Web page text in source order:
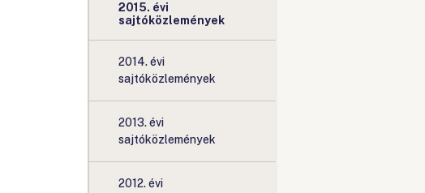
2015. évi
sajtóközlemények
2014. évi
sajtóközlemények
2013. évi
sajtóközlemények
2012. évi